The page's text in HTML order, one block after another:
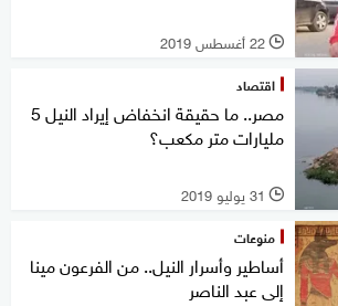
l 22 أغسطس 2019
اقتصاد
مصر.. ما حقيقة انخفاض إيراد النيل 5
مليارات متر مكعب؟
l 31 يوليو 2019
منوعات
أساطير وأسرار النيل.. من الفرعون مينا
إلى عبد الناصر